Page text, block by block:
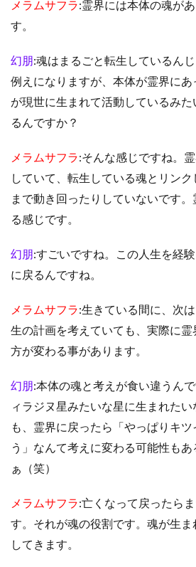
メラムサフラ:霊界には本体の魂が
す。
幻朋:魂はまるごと転生しているん
例えになりますが、本体が霊界に
が現世に生まれて活動しているみ
るんですか？
メラムサフラ:そんな感じですね。
していて、転生している魂とリン
まで動き回ったりしていないです
る感じです。
幻朋:すごいですね。この人生を経
に戻るんですね。
メラムサフラ:生きている間に、次
生の計画を考えていても、実際に霊
方が変わる事があります。
幻朋:本体の魂と考えが食い違うん
ィラジヌ星みたいな星に生まれた
も、霊界に戻ったら「やっぱりキ
う」なんて考えに変わる可能性も
ぁ（笑）
メラムサフラ:亡くなって戻ったら
す。それが魂の役割です。魂が生
してきます。